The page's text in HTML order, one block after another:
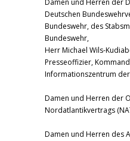
Deutschen
Bundeswehr, des
Bundeswehr,
Herr Michael Wils-
Presseoffizier,
Informationszentrum
Damen und Herren der
Nordatlantikvertrags
Damen und Herren des